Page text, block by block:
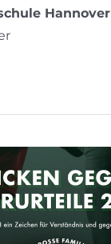
Hannover